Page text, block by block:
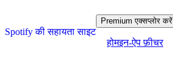
Spotify की सहायता साइट
Premium एक्सप्लोर करें
होमइन-ऐप फ़ीचर